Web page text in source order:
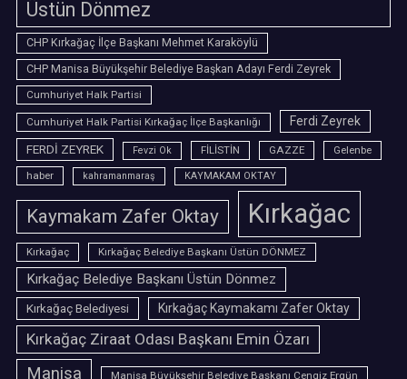
Üstün Dönmez
CHP Kırkağaç İlçe Başkanı Mehmet Karaköylü
CHP Manisa Büyükşehir Belediye Başkan Adayı Ferdi Zeyrek
Cumhuriyet Halk Partisi
Cumhuriyet Halk Partisi Kırkağaç İlçe Başkanlığı
Ferdi Zeyrek
FERDİ ZEYREK
Fevzi Ok FİLİSTİN GAZZE
Gelenbe
haber
kahramanmaraş KAYMAKAM OKTAY
Kaymakam Zafer Oktay Kırkağac
Kırkağaç Kırkağaç Belediye Başkanı Üstün DÖNMEZ
Kırkağaç Belediye Başkanı Üstün Dönmez
Kırkağaç Belediyesi Kırkağaç Kaymakamı Zafer Oktay
Kırkağaç Ziraat Odası Başkanı Emin Özarı
Manisa Manisa Büyükşehir Belediye Başkanı Cengiz Ergün